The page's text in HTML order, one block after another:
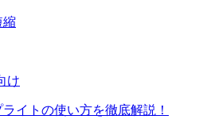
縮
け
イトの使い方を徹底解説！